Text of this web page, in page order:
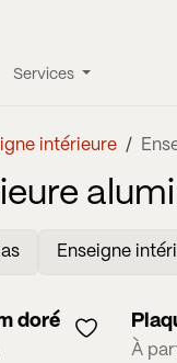
Services
intérieure
Enseigne
doré
À